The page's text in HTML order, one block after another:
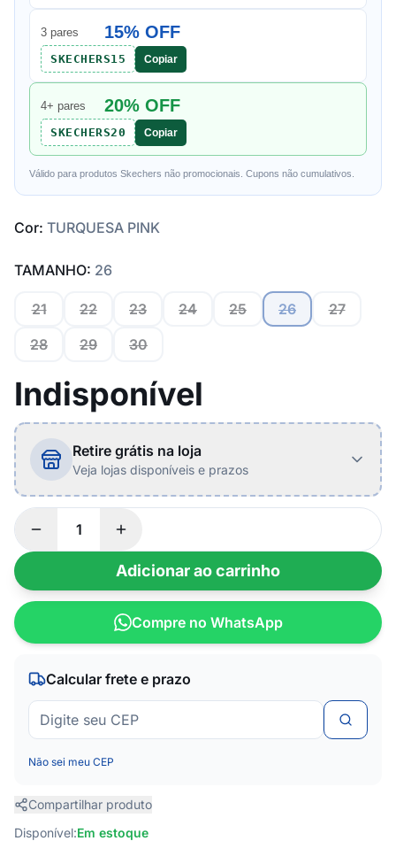
3 pares 15% OFF
SKECHERS15 Copiar
4+ pares 20% OFF
SKECHERS20 Copiar
Válido para produtos Skechers não promocionais. Cupons não cumulativos.
Cor: TURQUESA PINK
TAMANHO: 26
21 22 23 24 25 26
27
28
29 30
Indisponível
Retire grátis na loja
Veja lojas disponíveis e prazos
Adicionar ao carrinho
Compre no WhatsApp
Calcular frete e prazo
Não sei meu CEP
Compartilhar produto
Disponível:Em estoque